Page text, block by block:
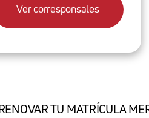
Ver corresponsales
TU MATRÍCULA